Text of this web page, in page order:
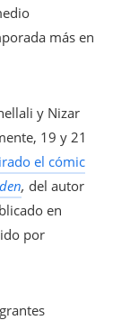
más en
y Nizar
19 y 21
el cómic
, del autor
en
por